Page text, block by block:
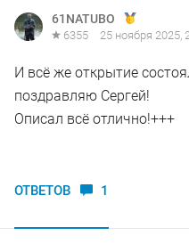
61NATUBO
6355 25 ноября 2025,
И всё же открытие
поздравляю Сергей!
Описал всё отлично!+++
ОТВЕТОВ 1